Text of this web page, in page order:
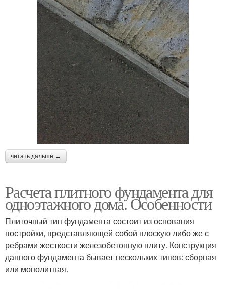
читать дальше →
Расчета плитного фундамента для
одноэтажного дома. Особенности
Плиточный тип фундамента состоит из основания
постройки, представляющей собой плоскую либо же с
ребрами жесткости железобетонную плиту. Конструкция
данного фундамента бывает нескольких типов: сборная
или монолитная.